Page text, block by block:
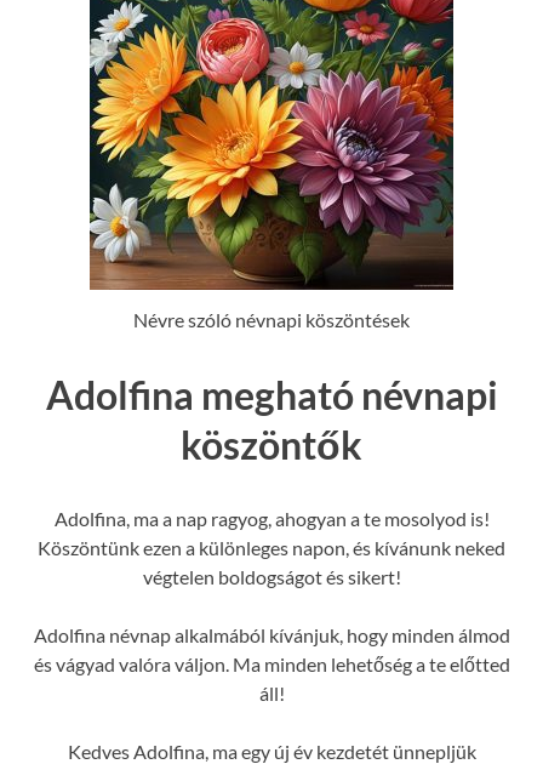
Névre szóló névnapi köszöntések
Adolfina megható névnapi
köszöntők
Adolfina, ma a nap ragyog, ahogyan a te mosolyod is!
Köszöntünk ezen a különleges napon, és kívánunk neked
végtelen boldogságot és sikert!
Adolfina névnap alkalmából kívánjuk, hogy minden álmod
és vágyad valóra váljon. Ma minden lehetőség a te előtted
áll!
Kedves Adolfina, ma egy új év kezdetét ünnepljük